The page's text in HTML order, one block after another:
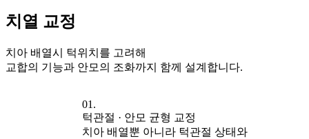
치열 교정
치아 배열시 턱위치를 고려해
교합의 기능과 안모의 조화까지 함께 설계합니다.
01.
턱관절 · 안모 균형 교정
치아 배열뿐 아니라 턱관절 상태와